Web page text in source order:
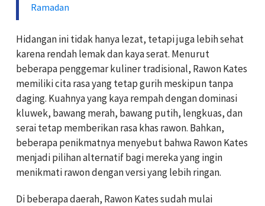
Ramadan
Hidangan ini tidak hanya lezat, tetapi juga lebih sehat
karena rendah lemak dan kaya serat. Menurut
beberapa penggemar kuliner tradisional, Rawon Kates
memiliki cita rasa yang tetap gurih meskipun tanpa
daging. Kuahnya yang kaya rempah dengan dominasi
kluwek, bawang merah, bawang putih, lengkuas, dan
serai tetap memberikan rasa khas rawon. Bahkan,
beberapa penikmatnya menyebut bahwa Rawon Kates
menjadi pilihan alternatif bagi mereka yang ingin
menikmati rawon dengan versi yang lebih ringan.
Di beberapa daerah, Rawon Kates sudah mulai